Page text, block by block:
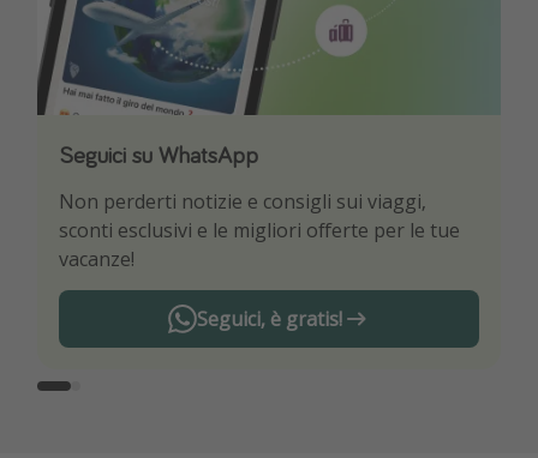
Seguici su WhatsApp
Non perderti notizie e consigli sui viaggi,
sconti esclusivi e le migliori offerte per le tue
vacanze!
Seguici, è gratis!
Scarica la nostra App
Sii il primo a conoscere le migliori offerte di
viaggio